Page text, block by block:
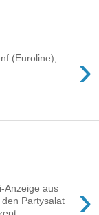
›
(Euroline),
›
Anzeige aus
Partysalat